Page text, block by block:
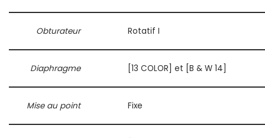
Obturateur Rotatif I
Diaphragme [13 COLOR] et [B & W 14]
Mise au point Fixe